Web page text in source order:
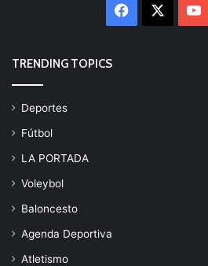
Facebook
TRENDING TOPICS
Deportes
Fútbol
LA PORTADA
Voleybol
Baloncesto
Agenda Deportiva
Atletismo